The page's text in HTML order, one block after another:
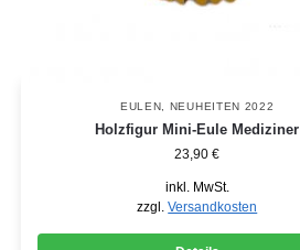
EULEN NEUHEITEN 2022
Holzfigur Mini-Eule Mediziner
23,90€
inkl. MwSt.
zzgl.Versandkosten